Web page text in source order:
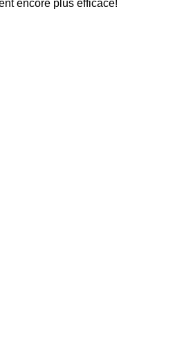
encore plus efficace!